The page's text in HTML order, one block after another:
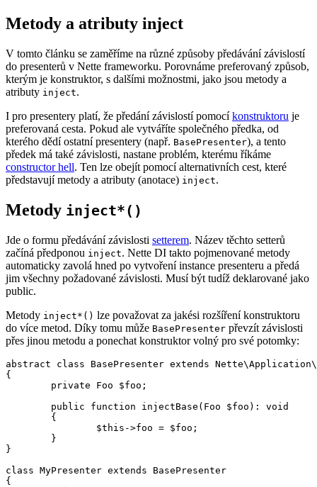
Metody a atributy inject
V tomto článku se zaměříme na různé způsoby předávání závislostí
do presenterů v Nette frameworku. Porovnáme preferovaný způsob,
kterým je konstruktor, s dalšími možnostmi, jako jsou metody a
atributy inject.
I pro presentery platí, že předání závislostí pomocíkonstruktoru je
preferovaná cesta. Pokud ale vytváříte společného předka, od
kterého dědí ostatní presentery (např. BasePresenter), a tento
předek má také závislosti, nastane problém, kterému říkáme
constructor hell. Ten lze obejít pomocí alternativních cest, které
představují metody a atributy (anotace) inject.
Metody inject*()
Jde o formu předávání závislosti setterem. Název těchto setterů
začíná předponou inject. Nette DI takto pojmenované metody
automaticky zavolá hned po vytvoření instance presenteru a předá
jim všechny požadované závislosti. Musí být tudíž deklarované jako
public.
Metody inject*() lze považovat za jakési rozšíření konstruktoru
do více metod. Díky tomu může BasePresenter převzít závislosti
přes jinou metodu a ponechat konstruktor volný pro své potomky:
abstract class BasePresenter extends
{
}
class MyPresenter extends BasePresenter
{